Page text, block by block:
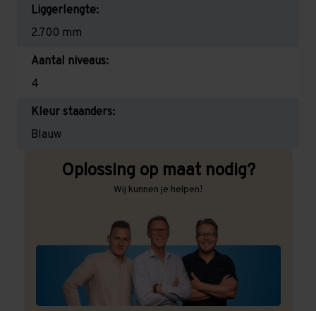
Liggerlengte:
2.700 mm
Aantal niveaus:
4
Kleur staanders:
Blauw
Oplossing op maat nodig?
Wij kunnen je helpen!